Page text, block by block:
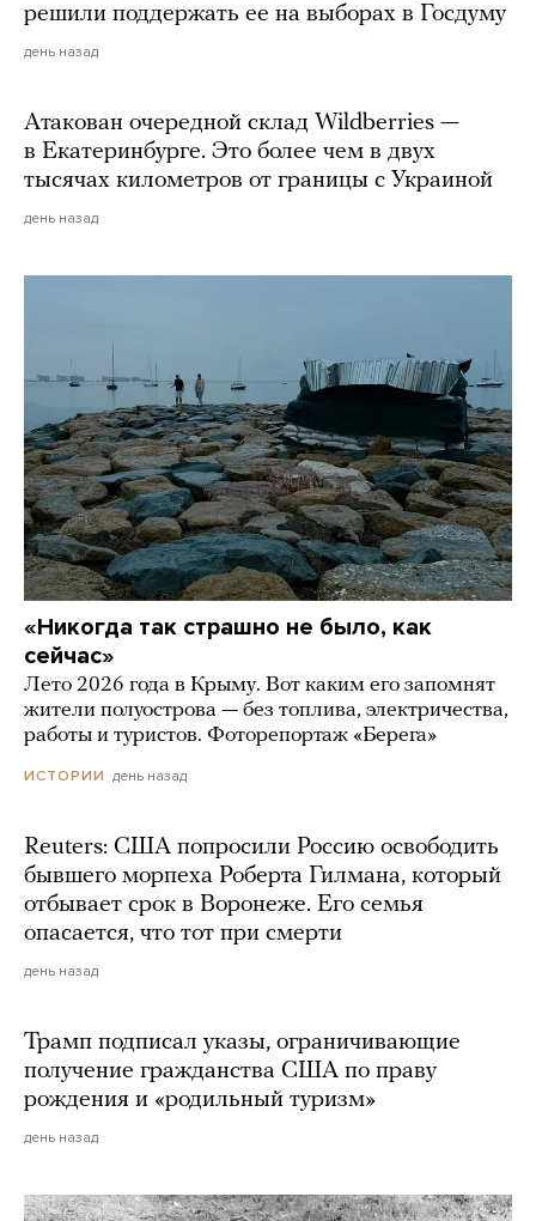
решили поддержать ее на выборах в Госдуму
день назад
Атакован очередной склад Wildberries —
в Екатеринбурге. Это более чем в двух
тысячах километров от границы с Украиной
день назад
«Никогда так страшно не было, как
сейчас»
Лето 2026 года в Крыму. Вот каким его запомнят
жители полуострова — без топлива, электричества,
работы и туристов. Фоторепортаж «Берега»
ИСТОРИИ день назад
Reuters: США попросили Россию освободить
бывшего морпеха Роберта Гилмана, который
отбывает срок в Воронеже. Его семья
опасается, что тот при смерти
день назад
Трамп подписал указы, ограничивающие
получение гражданства США по праву
рождения и «родильный туризм»
день назад